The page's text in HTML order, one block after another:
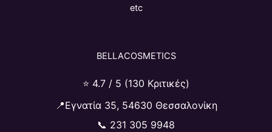
etc
BELLACOSMETICS
⭐ 4.7 / 5 (130 Κριτικές)
📍Εγνατία 35, 54630 Θεσσαλονίκη
📞 231 305 9948